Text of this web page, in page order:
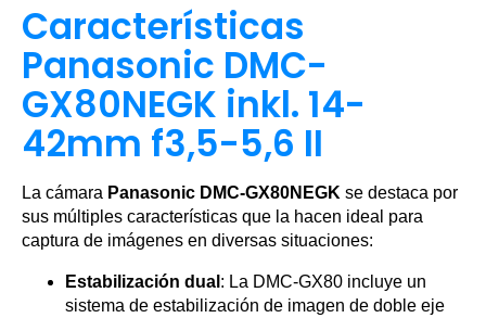
Características
Panasonic DMC-
GX80NEGK inkl. 14-
42mm f3,5-5,6 II
La cámara Panasonic DMC-GX80NEGK se destaca por
sus múltiples características que la hacen ideal para
captura de imágenes en diversas situaciones:
Estabilización dual : La DMC-GX80 incluye un
sistema de estabilización de imagen de doble eje